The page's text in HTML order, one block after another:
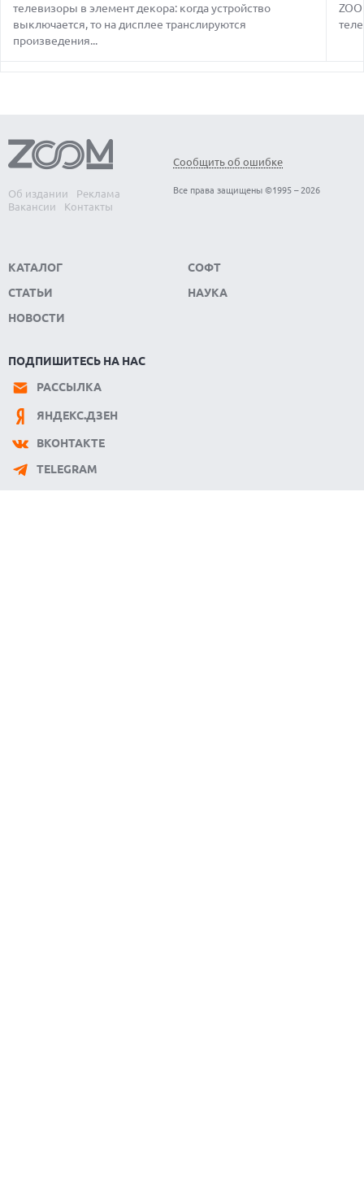
07.08.2026
GOOGLE ПЕРЕИМЕНОВЫВАЕТ ФУНКЦИЮ ПОДСВЕТКИ
КАМЕРЫ В СМАРТФОНАХ PIXEL 11 PRO
ДАННЫХ МИЛЛИОНОВ ПОЛЬЗОВАТЕЛЕЙ
07.08.2026
ЭЛЕКТРИЧЕСКИЙ ПИКАП FORD FATHOM ВРЯД ЛИ
ПОВТОРИТ УСПЕХ ЛЕГЕНДАРНЫХ МОДЕЛЕЙ КОМПАНИИ
телевизоры в элемент декора: когда устройство
выключается, то на дисплее транслируются
произведения...
Об издании
Реклама
Вакансии
Контакты
Сообщить об ошибке
Все права защищены ©1995 – 2026
КАТАЛОГ
СТАТЬИ
НОВОСТИ
СОФТ
НАУКА
ПОДПИШИТЕСЬ НА НАС
РАССЫЛКА
ЯНДЕКС.ДЗЕН
ВКОНТАКТЕ
TELEGRAM